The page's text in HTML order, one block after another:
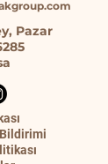
Pazar